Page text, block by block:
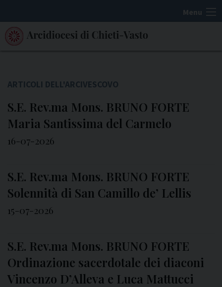
k
Menu
S.E. Rev.ma Mons. BRUNO FORTE
Maria Santissima del Carmelo
16-07-2026
S.E. Rev.ma Mons. BRUNO FORTE
Solennità di San Camillo de’ Lellis
15-07-2026
S.E. Rev.ma Mons. BRUNO FORTE
Ordinazione sacerdotale dei diaconi
Vincenzo D’Alleva e Luca Mattucci